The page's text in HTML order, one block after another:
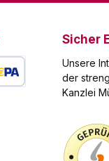
Sicher
Unsere
der
Kanzlei